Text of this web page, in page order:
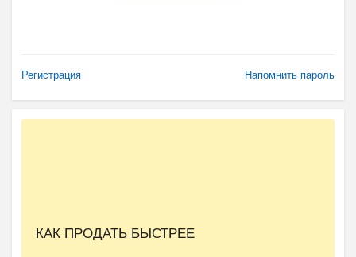
Регистрация Напомнить пароль
КАК ПРОДАТЬ БЫСТРЕЕ